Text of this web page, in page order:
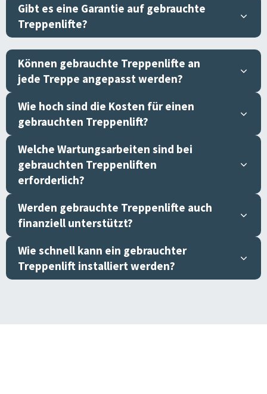
Gibt es eine Garantie auf gebrauchte
Treppenlifte?
Können gebrauchte Treppenlifte an
jede Treppe angepasst werden?
Wie hoch sind die Kosten für einen
gebrauchten Treppenlift?
Welche Wartungsarbeiten sind bei
gebrauchten Treppenliften
erforderlich?
Werden gebrauchte Treppenlifte auch
finanziell unterstützt?
Wie schnell kann ein gebrauchter
Treppenlift installiert werden?